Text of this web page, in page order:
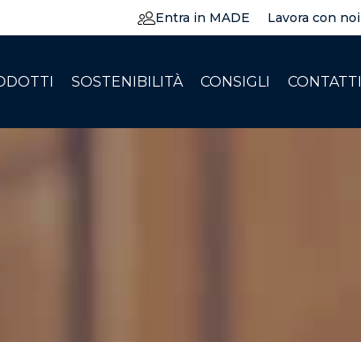
Entra in MADE Lavora con noi
SOSTENIBILITÀ CONSIGLI CONTATTI